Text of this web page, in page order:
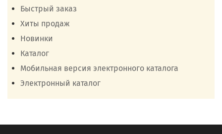
Быстрый заказ
Хиты продаж
Новинки
Каталог
Мобильная версия электронного каталога
Электронный каталог